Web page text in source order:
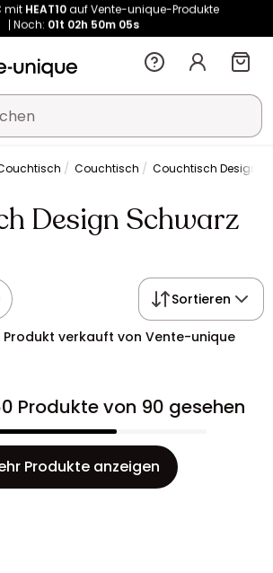
Noch:01t 02h 50m04s
Vente-unique - Gleicher Shop, neuer Name!
auf Vente-unique-Produkte
Noch:01t02h
Couchtisch Couchtisch Design
Design Schwarz
Sortieren
Produkt verkauft von Vente-unique
Produkte von 90 gesehen
Produkte anzeigen